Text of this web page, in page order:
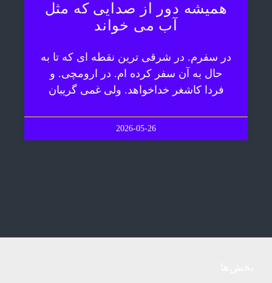
همیشه دور از صدایی که مثل
آب می خواند
در سفرم. در شرقی ترین نقطه ای که تا به
حال به آن سفر کرده ام. در ارومچی. و
فردا کاشغر خداخواهد. ولی غمی گریبان
2026-05-26